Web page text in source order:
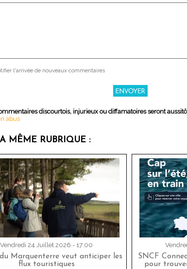
l'arrivée de nouveaux commentaires
discourtois, injurieux ou diffamatoires seront
abus
MÊME RUBRIQUE :
Vendredi 24 Juillet 2026 - 17:00
Marquenterre veut anticiper les
flux touristiques
SNCF
pour